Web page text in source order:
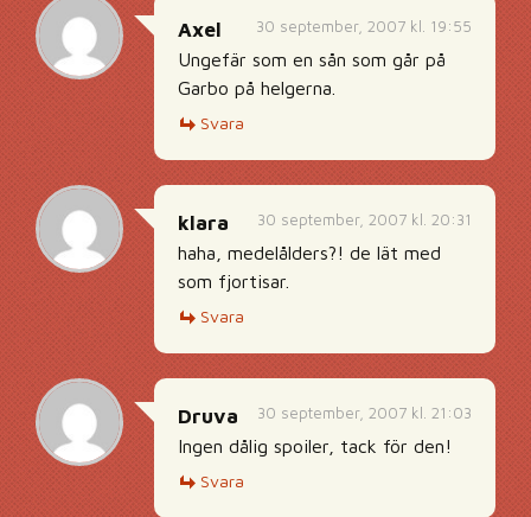
30 september, 2007 kl. 19:55
Axel
Ungefär som en sån som går på
Garbo på helgerna.
Svara
30 september, 2007 kl. 20:31
klara
haha, medelålders?! de lät med
som fjortisar.
Svara
30 september, 2007 kl. 21:03
Druva
Ingen dålig spoiler, tack för den!
Svara